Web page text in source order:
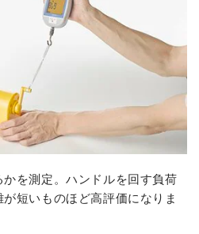
を測定。ハンドルを回す負荷
短いものほど高評価になりま